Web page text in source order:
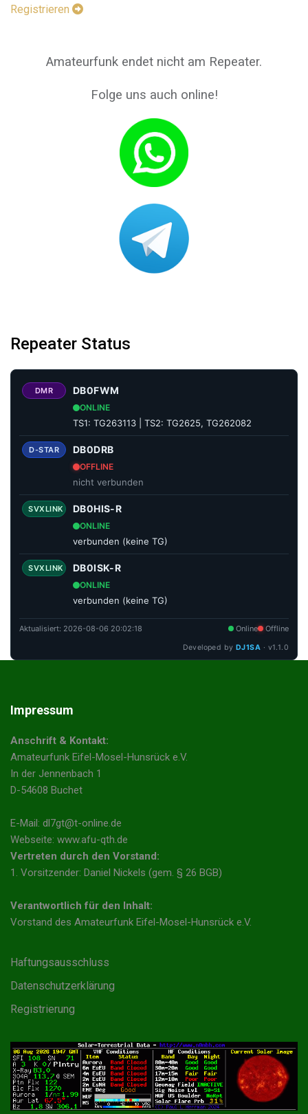
Registrieren
Amateurfunk endet nicht am Repeater.
Folge uns auch online!
Repeater Status
DMR DB0FWM
ONLINE
TS1: TG263113 | TS2: TG2625, TG262082
D-STAR DB0DRB
OFFLINE
nicht verbunden
SVXLINK DB0HIS-R
ONLINE
verbunden (keine TG)
SVXLINK DB0ISK-R
ONLINE
verbunden (keine TG)
Aktualisiert: 2026-08-06 20:02:18 Online Offline
Developed by DJ1SA · v1.1.0
Impressum
Anschrift & Kontakt:
Amateurfunk Eifel-Mosel-Hunsrück e.V.
In der Jennenbach 1
D-54608 Buchet
E-Mail: dl7gt@t-online.de
Webseite: www.afu-qth.de
Vertreten durch den Vorstand:
1. Vorsitzender: Daniel Nickels (gem. § 26 BGB)
Verantwortlich für den Inhalt:
Vorstand des Amateurfunk Eifel-Mosel-Hunsrück e.V.
Haftungsausschluss
Datenschutzerklärung
Registrierung